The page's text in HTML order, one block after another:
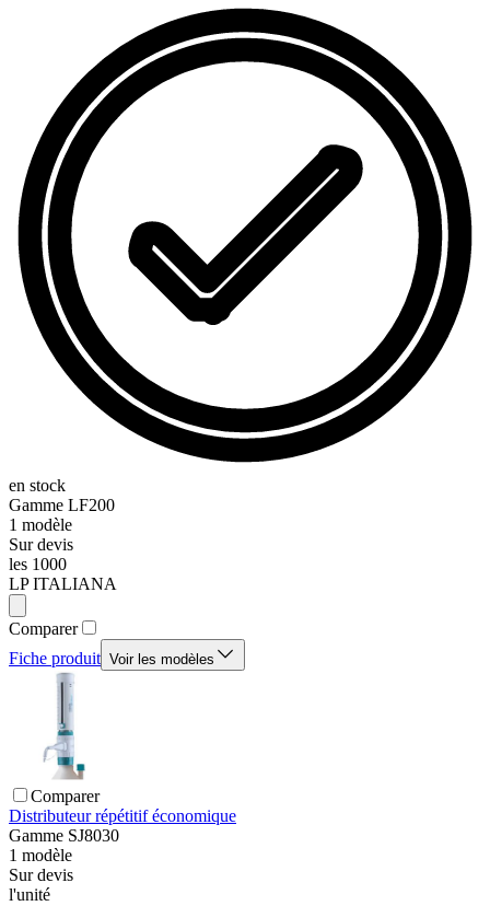
en stock
Gamme LF200
1 modèle
Sur devis
les 1000
LP ITALIANA
Comparer
Fiche produit Voir les modèles
Comparer
Distributeur répétitif économique
Gamme SJ8030
1 modèle
Sur devis
l'unité